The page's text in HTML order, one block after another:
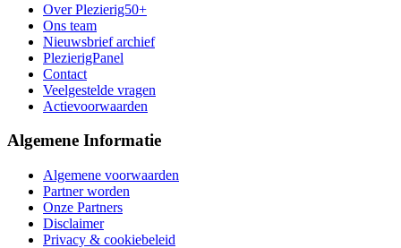
Over Plezierig50+
Ons team
Nieuwsbrief archief
PlezierigPanel
Contact
Veelgestelde vragen
Actievoorwaarden
Algemene Informatie
Algemene voorwaarden
Partner worden
Onze Partners
Disclaimer
Privacy & cookiebeleid